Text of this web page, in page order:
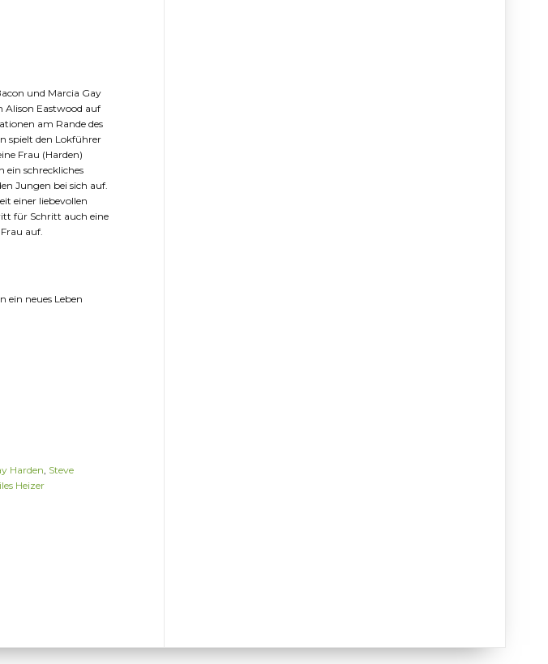
und Marcia Gay
Alison Eastwood auf
am Rande des
spielt den Lokführer
Frau (Harden)
ein schreckliches
Jungen bei sich auf.
einer liebevollen
für Schritt auch eine
auf.
ein neues Leben
Harden, Steve
Heizer